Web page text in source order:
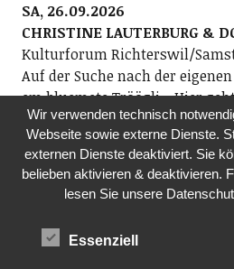
SA, 26.09.2026
CHRISTINE LAUTERBURG &
Kulturforum Richterswil/
Auf der Suche nach der
em bluemete Tröögli». Hier
Heimatkitsch oder
liebevolle Pflege der Tradition
geht auch um Spielfreude.
sauglatt, dafür ungekünstelt
Dide Marfurt: Halszitter,
Dettwiler: Schwyzerörgeli;
Wir verwenden technisch
Webseite sowie externe Dienste.
externen Dienste deaktiviert. Sie
belieben aktivieren & deaktivieren.
lesen Sie unsere
Essenziell